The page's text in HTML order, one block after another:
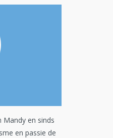
Mandy en sinds
en passie de